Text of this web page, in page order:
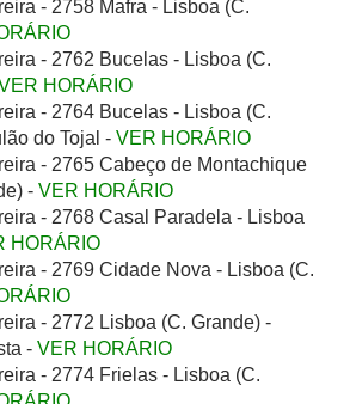
- 2758 Mafra - Lisboa (C.
- 2762 Bucelas - Lisboa (C.
HORÁRIO
- 2764 Bucelas - Lisboa (C.
do Tojal - VER HORÁRIO
- 2765 Cabeço de Montachique
- VER HORÁRIO
- 2768 Casal Paradela - Lisboa
HORÁRIO
- 2769 Cidade Nova - Lisboa (C.
- 2772 Lisboa (C. Grande) -
- VER HORÁRIO
- 2774 Frielas - Lisboa (C.